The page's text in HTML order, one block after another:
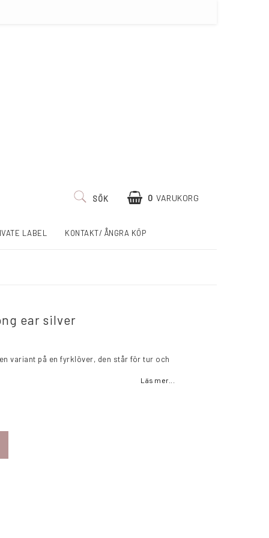
0 VARUKORG
SÖK
LABEL KONTAKT/ ÅNGRA KÖP
ear silver
variant på en fyrklöver, den står för tur och
Läs mer...